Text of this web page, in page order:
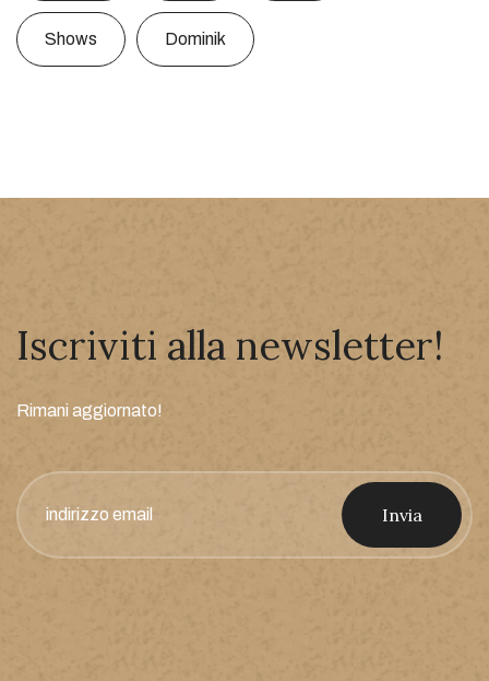
Shows Dominik
Iscriviti alla newsletter!
Rimani aggiornato!
Invia